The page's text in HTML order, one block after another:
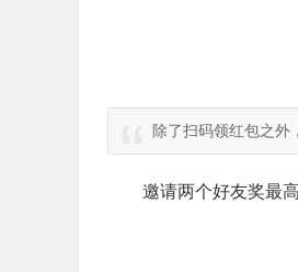
除了扫码领红包之外
邀请两个好友奖最